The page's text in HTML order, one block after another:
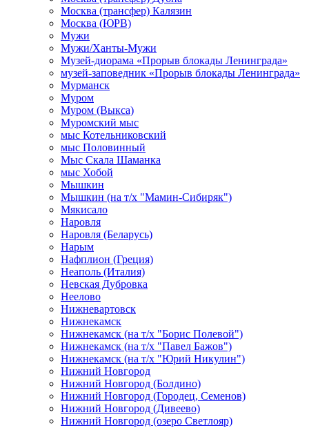
Москва (трансфер) Калязин
Москва (ЮРВ)
Мужи
Мужи/Ханты-Мужи
Музей-диорама «Прорыв блокады Ленинграда»
музей-заповедник «Прорыв блокады Ленинграда»
Мурманск
Муром
Муром (Выкса)
Муромский мыс
мыс Котельниковский
мыс Половинный
Мыс Скала Шаманка
мыс Хобой
Мышкин
Мышкин (на т/х "Мамин-Сибиряк")
Мякисало
Наровля
Наровля (Беларусь)
Нарым
Нафплион (Греция)
Неаполь (Италия)
Невская Дубровка
Неелово
Нижневартовск
Нижнекамск
Нижнекамск (на т/х "Борис Полевой")
Нижнекамск (на т/х "Павел Бажов")
Нижнекамск (на т/х "Юрий Никулин")
Нижний Новгород
Нижний Новгород (Болдино)
Нижний Новгород (Городец, Семенов)
Нижний Новгород (Дивеево)
Нижний Новгород (озеро Светлояр)